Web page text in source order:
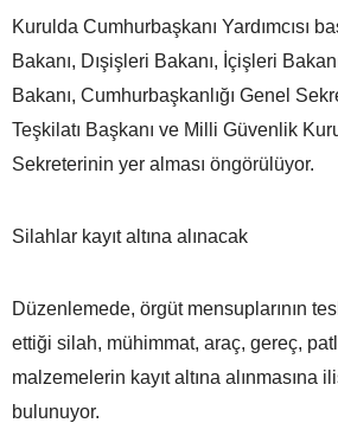
Kurulda Cumhurbaşkanı Yardımcısı
Bakanı, Dışişleri Bakanı, İçişleri
Bakanı, Cumhurbaşkanlığı Genel
Teşkilatı Başkanı ve Milli Güvenlik
Sekreterinin yer alması öngörülüyor.
Silahlar kayıt altına alınacak
Düzenlemede, örgüt mensuplarının
ettiği silah, mühimmat, araç, gereç,
malzemelerin kayıt altına alınmasına
bulunuyor.